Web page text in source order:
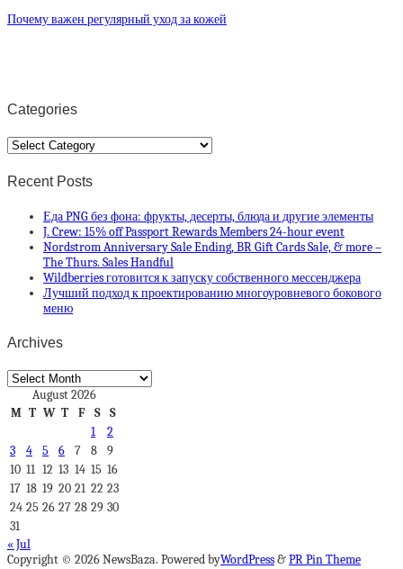
Почему важен регулярный уход за кожей
Categories
Categories
Recent Posts
Еда PNG без фона: фрукты, десерты, блюда и другие элементы
J. Crew: 15% off Passport Rewards Members 24-hour event
Nordstrom Anniversary Sale Ending, BR Gift Cards Sale, & more –
The Thurs. Sales Handful
Wildberries готовится к запуску собственного мессенджера
Лучший подход к проектированию многоуровневого бокового
меню
Archives
Archives
August 2026
M T W T F S
S
1
2
3
4 5 6 7 8
9
10 11 12 13 14 15 16
17 18 19 20 21 22 23
24 25 26 27 28 29 30
31
« Jul
Copyright © 2026 NewsBaza. Powered byWordPress&PR Pin Theme